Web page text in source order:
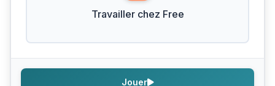
Travailler chez Free
Jouer